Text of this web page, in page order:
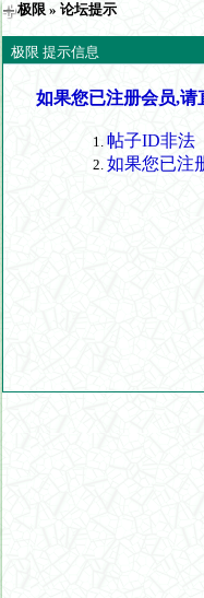
极限 » 论坛提示
极限 提示信息
如果您已注册会员,
帖子ID非法
如果您已注